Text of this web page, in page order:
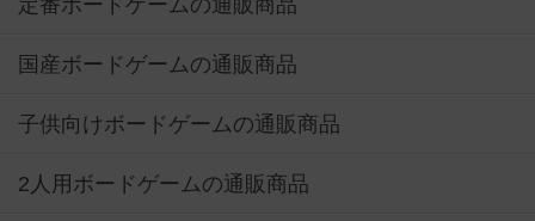
定番ボードゲームの通販商品
国産ボードゲームの通販商品
子供向けボードゲームの通販商品
2人用ボードゲームの通販商品